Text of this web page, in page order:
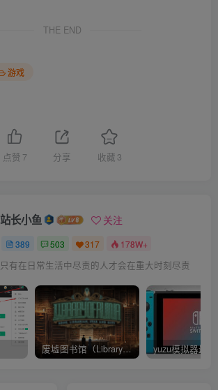
THE END
游戏
点赞 7 分享 收藏 3
站长小鱼 关注
389 503 317 178W+
只有在日常生活中尽责的人才会在重大时刻尽责
废墟图书馆（Library Of Ruina）v1.1.0.6a13 官中 附yuzu模拟器 本体+1.0.3升补